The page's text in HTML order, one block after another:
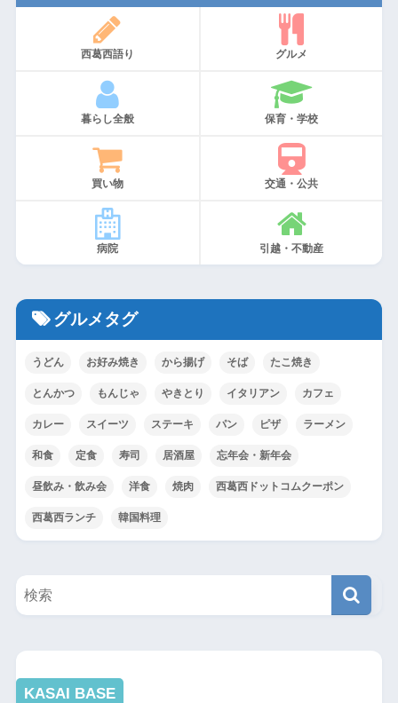
西葛西語り グルメ
暮らし全般 保育・学校
買い物 交通・公共
病院 引越・不動産
グルメタグ
うどん お好み焼き から揚げ そば たこ焼き
とんかつ もんじゃ やきとり イタリアン カフェ
カレー スイーツ ステーキ パン ピザ ラーメン
和食 定食 寿司 居酒屋 忘年会・新年会
昼飲み・飲み会 洋食 焼肉 西葛西ドットコムクーポン
西葛西ランチ 韓国料理
KASAI BASE